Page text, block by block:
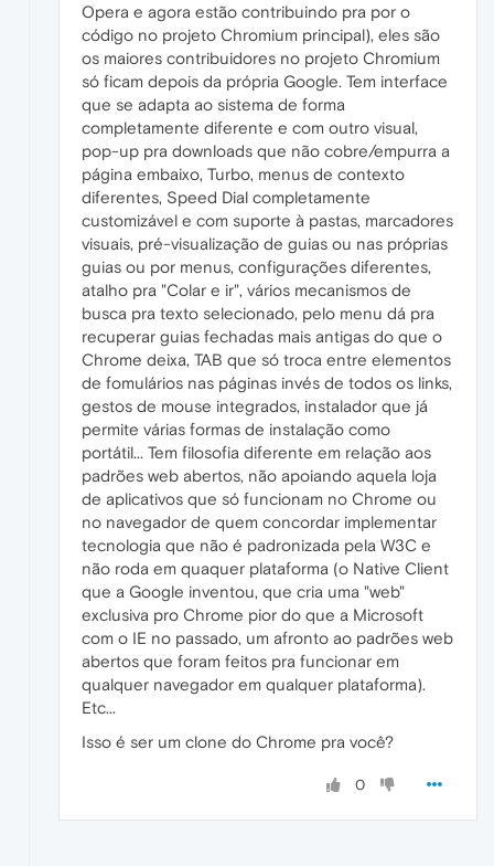
Opera e agora estão contribuindo pra por o
código no projeto Chromium principal), eles são
os maiores contribuidores no projeto Chromium
só ficam depois da própria Google. Tem interface
que se adapta ao sistema de forma
completamente diferente e com outro visual,
pop-up pra downloads que não cobre/empurra a
página embaixo, Turbo, menus de contexto
diferentes, Speed Dial completamente
customizável e com suporte à pastas, marcadores
visuais, pré-visualização de guias ou nas próprias
guias ou por menus, configurações diferentes,
atalho pra "Colar e ir", vários mecanismos de
busca pra texto selecionado, pelo menu dá pra
recuperar guias fechadas mais antigas do que o
Chrome deixa, TAB que só troca entre elementos
de fomulários nas páginas invés de todos os links,
gestos de mouse integrados, instalador que já
permite várias formas de instalação como
portátil... Tem filosofia diferente em relação aos
padrões web abertos, não apoiando aquela loja
de aplicativos que só funcionam no Chrome ou
no navegador de quem concordar implementar
tecnologia que não é padronizada pela W3C e
não roda em quaquer plataforma (o Native Client
que a Google inventou, que cria uma "web"
exclusiva pro Chrome pior do que a Microsoft
com o IE no passado, um afronto ao padrões web
abertos que foram feitos pra funcionar em
qualquer navegador em qualquer plataforma).
Etc...
Isso é ser um clone do Chrome pra você?
0